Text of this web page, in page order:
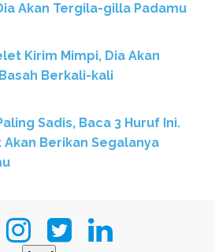
Akan Tergila-gilla Padamu
Kirim Mimpi, Dia Akan
Berkali-kali
Sadis, Baca 3 Huruf Ini.
Berikan Segalanya